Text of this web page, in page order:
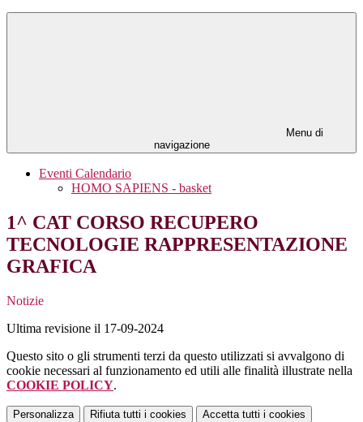
Menu di
navigazione
Eventi Calendario
HOMO SAPIENS - basket
1^ CAT CORSO RECUPERO
TECNOLOGIE RAPPRESENTAZIONE
GRAFICA
Notizie
Ultima revisione il 17-09-2024
Questo sito o gli strumenti terzi da questo utilizzati si avvalgono di
cookie necessari al funzionamento ed utili alle finalità illustrate nella
COOKIE POLICY.
Personalizza Rifiuta tutti i cookies Accetta tutti i cookies